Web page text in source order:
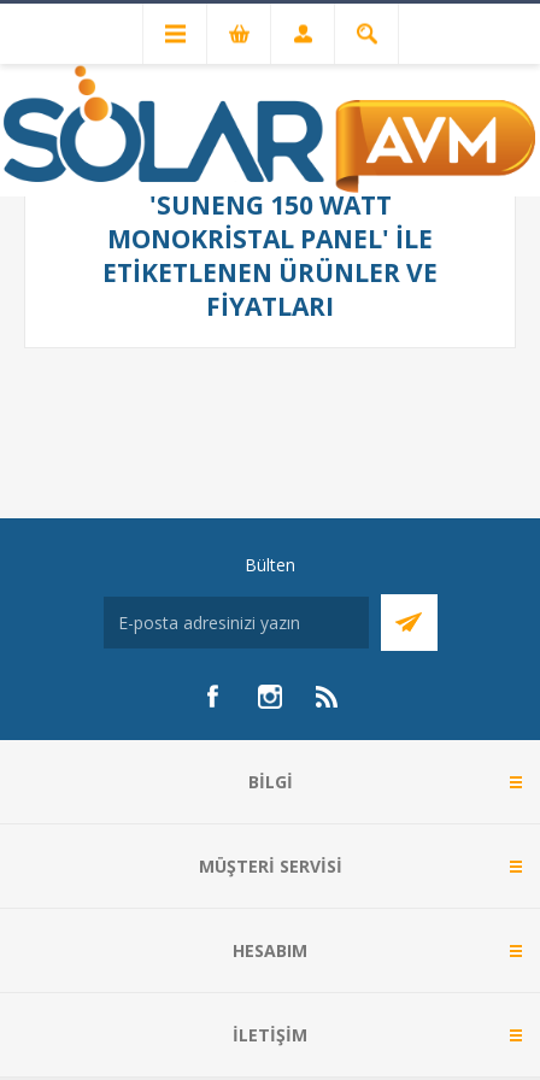
'SUNENG 150 WATT
MONOKRISTAL PANEL' ILE
ETIKETLENEN ÜRÜNLER VE
FIYATLARI
Bülten
BILGI
MÜŞTERI SERVISI
HESABIM
İLETIŞIM